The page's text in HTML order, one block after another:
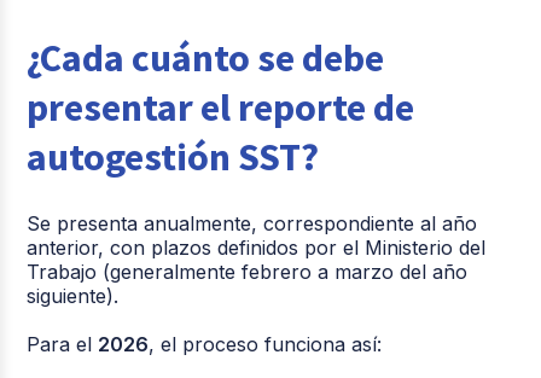
¿Cada cuánto se debe
presentar el reporte de
autogestión SST?
Se presenta anualmente, correspondiente al año
anterior, con plazos definidos por el Ministerio del
Trabajo (generalmente febrero a marzo del año
siguiente).
Para el 2026, el proceso funciona así: